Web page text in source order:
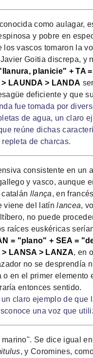
como aulagar,
y pobre en
los vascos tomaron la
Goitia discrepa, y
planicie" + TA
> LAUNDA > LANDA
deficiente y que
fue tomada por
de agua, un claro
reúne dichas
de charcas.
consistente en un
y vasco, aunque
catalán llança, en
viene del latínlancea,
no puede
raíces euskéricas
= "plano" + SEA =
> LANSA > LANZA, en
no se desprendía
o en el primer elemento
entonces sentido.
un claro ejemplo de
una voz que
marino". Se dice igual
, y Coromines,